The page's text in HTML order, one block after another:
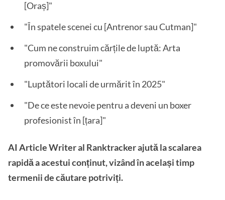
[Oraș]"
"În spatele scenei cu [Antrenor sau Cutman]"
"Cum ne construim cărțile de luptă: Arta
promovării boxului"
"Luptători locali de urmărit în 2025"
"De ce este nevoie pentru a deveni un boxer
profesionist în [țara]"
AI Article Writer al Ranktracker ajută la scalarea
rapidă a acestui conținut, vizând în același timp
termenii de căutare potriviți.